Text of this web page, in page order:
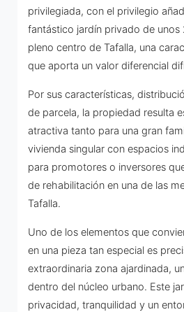
privilegiada, con el privilegio
fantástico jardín privado de unos
pleno centro de Tafalla, una
que aporta un valor diferencial
Por sus características,
de parcela, la propiedad resulta
atractiva tanto para una gran
vivienda singular con espacios
para promotores o inversores
de rehabilitación en una de las
Tafalla.
Uno de los elementos que
en una pieza tan especial es
extraordinaria zona ajardinada,
dentro del núcleo urbano. Este
privacidad, tranquilidad y un